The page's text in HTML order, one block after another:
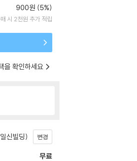
900원 (5%)
시 2천원 추가 적립
을 확인하세요
신빌딩) 변경
무료